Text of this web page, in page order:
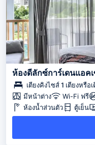
ห้องดีลักซ์การ์เดนแอค
เตียงคิงไซส์ 1 เตียงหรือ
มีหน้าต่าง
Wi-Fi ฟรี
ห้องน้ำส่วนตัว
ตู้เย็น